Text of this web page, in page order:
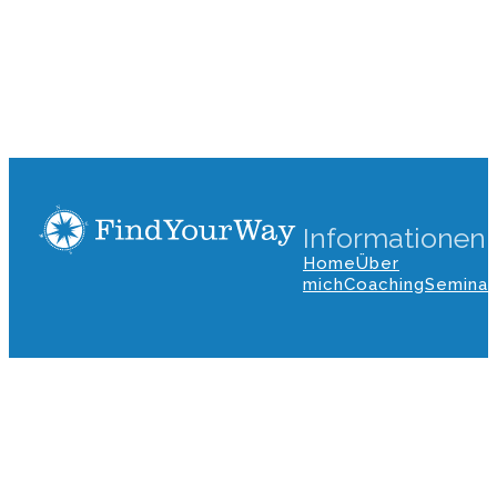
Informationen
HomeÜber
michCoaching